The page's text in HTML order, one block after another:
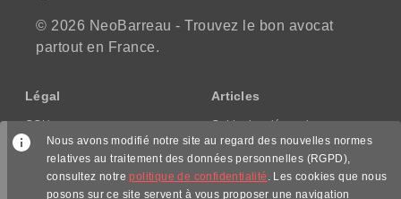
© 2026 NeoBarreau - Trouvez le bon avocat
partout en France.
Légal
CGU
CGV/CPPS
Politique de confidentialité
Articles
Guide des démarches
Nous avons modifié notre site au regard des nouvelles normes
relatives au traitement des données personnelles (RGPD),
consultez notrepolitique de confidentialité . Les cookies que nous
posons sur ce site servent à vous proposer une navigation